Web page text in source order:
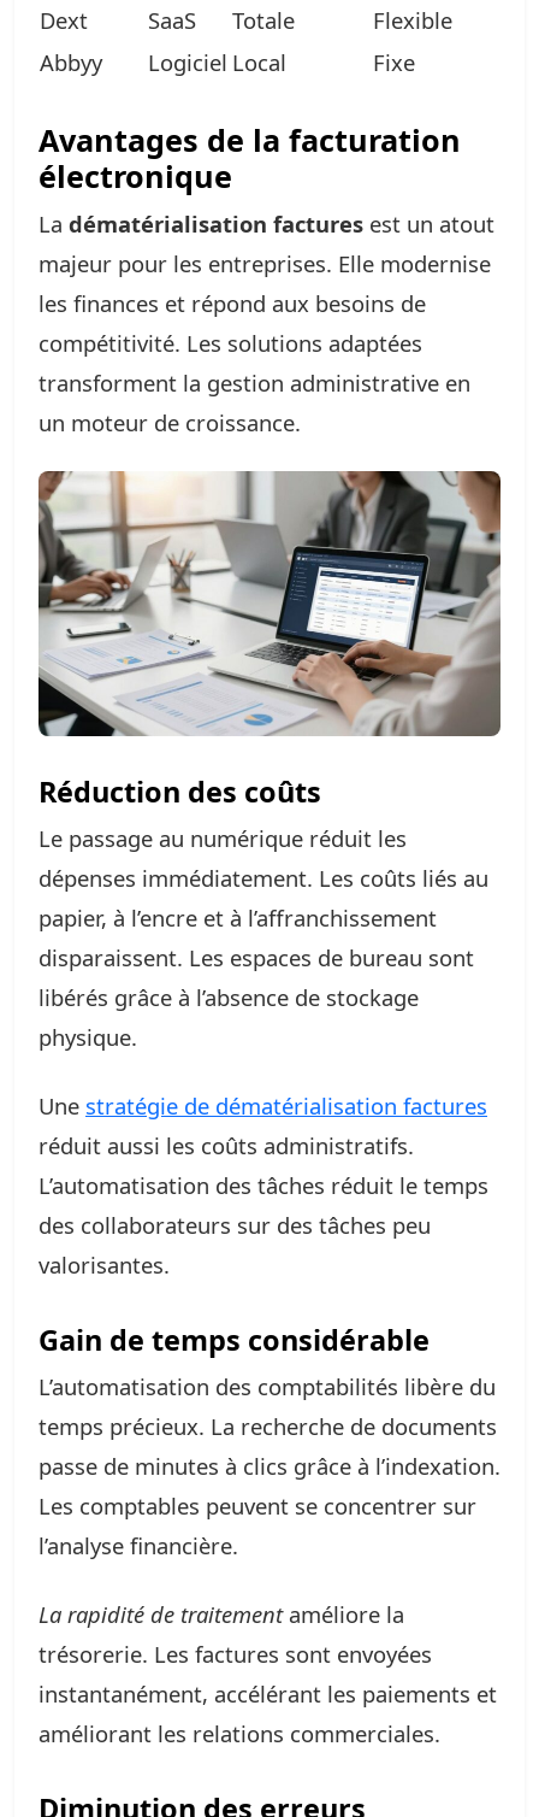
Dext SaaS Totale
Flexible
Abbyy
Logiciel Local Fixe
Avantages de la facturation
électronique
La dématérialisation factures est un atout
majeur pour les entreprises. Elle modernise
les finances et répond aux besoins de
compétitivité. Les solutions adaptées
transforment la gestion administrative en
un moteur de croissance.
Réduction des coûts
Le passage au numérique réduit les
dépenses immédiatement. Les coûts liés au
papier, à l’encre et à l’affranchissement
disparaissent. Les espaces de bureau sont
libérés grâce à l’absence de stockage
physique.
Une stratégie de dématérialisation factures
réduit aussi les coûts administratifs.
L’automatisation des tâches réduit le temps
des collaborateurs sur des tâches peu
valorisantes.
Gain de temps considérable
L’automatisation des comptabilités libère du
temps précieux. La recherche de documents
passe de minutes à clics grâce à l’indexation.
Les comptables peuvent se concentrer sur
l’analyse financière.
La rapidité de traitementaméliore la
trésorerie. Les factures sont envoyées
instantanément, accélérant les paiements et
améliorant les relations commerciales.
Diminution des erreurs